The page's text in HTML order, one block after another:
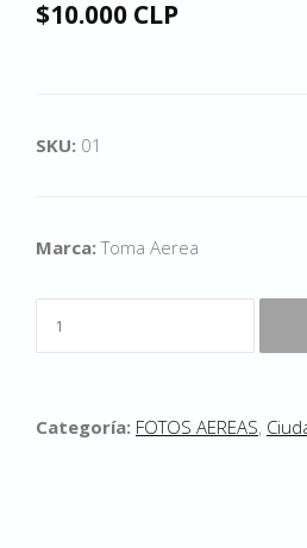
$10.000 CLP
SKU: 01
Marca:Toma Aerea
Categoría: FOTOS AEREAS,